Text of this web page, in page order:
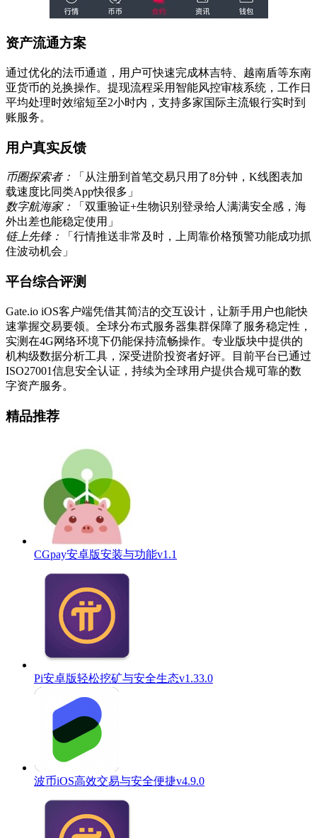
资产流通方案
通过优化的法币通道，用户可快速完成林吉特、越南盾等东南
亚货币的兑换操作。提现流程采用智能风控审核系统，工作日
平均处理时效缩短至2小时内，支持多家国际主流银行实时到
账服务。
用户真实反馈
币圈探索者：
「从注册到首笔交易只用了8分钟，K线图表加
载速度比同类App快很多」
数字航海家：
「双重验证+生物识别登录给人满满安全感，海
外出差也能稳定使用」
链上先锋：
「行情推送非常及时，上周靠价格预警功能成功抓
住波动机会」
平台综合评测
Gate.io iOS客户端凭借其简洁的交互设计，让新手用户也能快
速掌握交易要领。全球分布式服务器集群保障了服务稳定性，
实测在4G网络环境下仍能保持流畅操作。专业版块中提供的
机构级数据分析工具，深受进阶投资者好评。目前平台已通过
ISO27001信息安全认证，持续为全球用户提供合规可靠的数
字资产服务。
精品推荐
CGpay安卓版安装与功能v1.1
Pi安卓版轻松挖矿与安全生态v1.33.0
波币iOS高效交易与安全便捷v4.9.0